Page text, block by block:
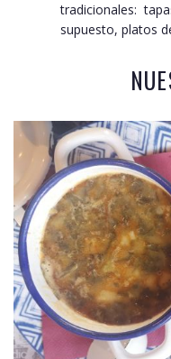
tradicionales:
supuesto, platos